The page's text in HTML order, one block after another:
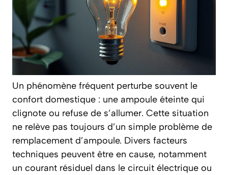
Un phénomène fréquent perturbe souvent le
confort domestique : une ampoule éteinte qui
clignote ou refuse de s’allumer. Cette situation
ne relève pas toujours d’un simple problème de
remplacement d’ampoule. Divers facteurs
techniques peuvent être en cause, notamment
un courant résiduel dans le circuit électrique ou